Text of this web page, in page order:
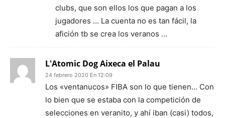
clubs, que son ellos los que pagan a los
jugadores … La cuenta no es tan fácil, la
afición tb se crea los veranos …
L'Atomic Dog Aixeca el Palau
24 febrero 2020 En 12:09
Los «ventanucos» FIBA son lo que tienen… Con
lo bien que se estaba con la competición de
selecciones en veranito, y ahí iban (casi) todos,